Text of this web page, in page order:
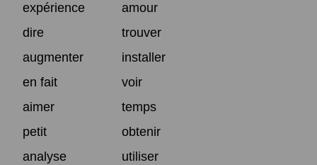
expérience
amour
dire
trouver
augmenter
installer
en fait
voir
aimer
temps
petit
obtenir
analyse
utiliser